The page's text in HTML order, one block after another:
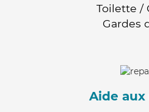
Toilette /
Gardes
Aide aux